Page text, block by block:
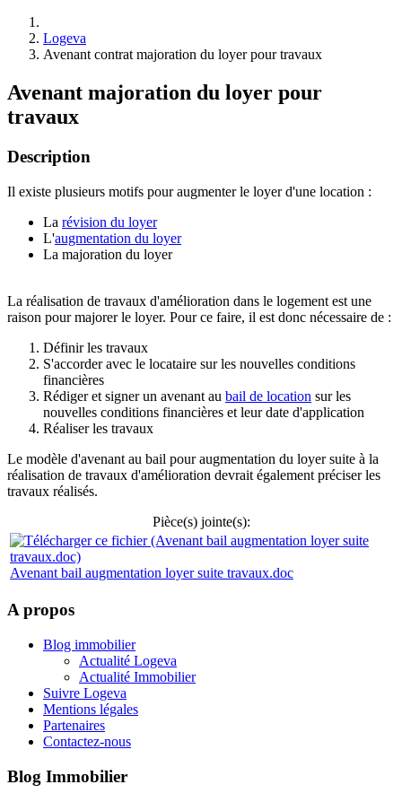
Logeva
Avenant contrat majoration du loyer pour travaux
Avenant majoration du loyer pour
travaux
Description
Il existe plusieurs motifs pour augmenter le loyer d'une location :
La révision du loyer
L'augmentation du loyer
La majoration du loyer
La réalisation de travaux d'amélioration dans le logement est une
raison pour majorer le loyer. Pour ce faire, il est donc nécessaire de :
Définir les travaux
S'accorder avec le locataire sur les nouvelles conditions
financières
Rédiger et signer un avenant au bail de location sur les
nouvelles conditions financières et leur date d'application
Réaliser les travaux
Le modèle d'avenant au bail pour augmentation du loyer suite à la
réalisation de travaux d'amélioration devrait également préciser les
travaux réalisés.
Pièce(s) jointe(s):
Avenant bail augmentation loyer suite travaux.doc
A propos
Blog immobilier
Actualité Logeva
Actualité Immobilier
Suivre Logeva
Mentions légales
Partenaires
Contactez-nous
Blog Immobilier